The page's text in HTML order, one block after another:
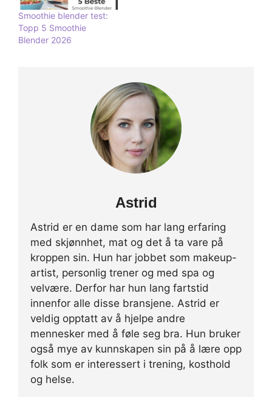
Smoothie blender test:
Topp 5 Smoothie
Blender 2026
Astrid
Astrid er en dame som har lang erfaring
med skjønnhet, mat og det å ta vare på
kroppen sin. Hun har jobbet som makeup-
artist, personlig trener og med spa og
velvære. Derfor har hun lang fartstid
innenfor alle disse bransjene. Astrid er
veldig opptatt av å hjelpe andre
mennesker med å føle seg bra. Hun bruker
også mye av kunnskapen sin på å lære opp
folk som er interessert i trening, kosthold
og helse.